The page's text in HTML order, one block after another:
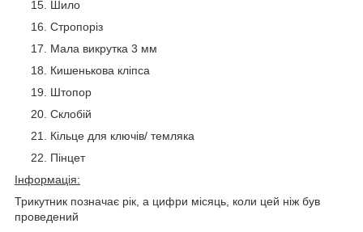
Шило
Стропоріз
Мала викрутка 3 мм
Кишенькова кліпса
Штопор
Склобій
Кільце для ключів/ темляка
Пінцет
Інформація:
Трикутник позначає рік, а цифри місяць, коли цей ніж був
проведений